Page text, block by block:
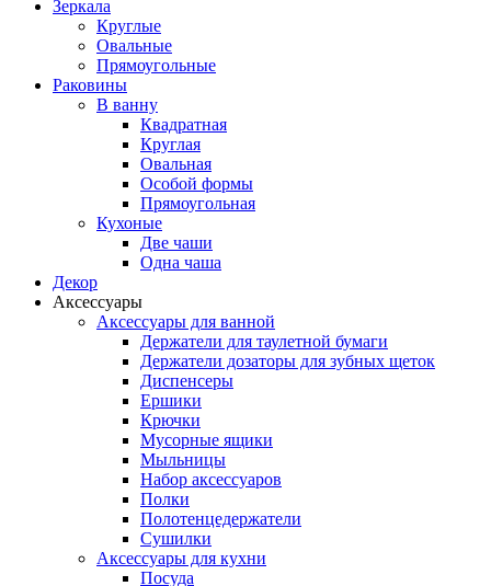
Зеркала
Круглые
Овальные
Прямоугольные
Раковины
В ванну
Квадратная
Круглая
Овальная
Особой формы
Прямоугольная
Кухоные
Две чаши
Одна чаша
Декор
Аксессуары
Аксессуары для ванной
Держатели для таулетной бумаги
Держатели дозаторы для зубных щеток
Диспенсеры
Ершики
Крючки
Мусорные ящики
Мыльницы
Набор аксессуаров
Полки
Полотенцедержатели
Сушилки
Аксессуары для кухни
Посуда